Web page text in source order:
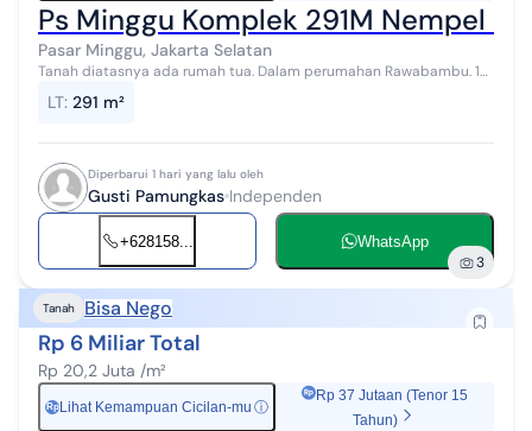
Ps Minggu Komplek 291M Nempel
Pasar Minggu, Jakarta Selatan
Tanah diatasnya ada rumah tua. Dalam perumahan Rawabambu. 1
(11x26,5) 1 menit K...
LT: 291 m²
Diperbarui 1 hari yang lalu oleh
Gusti Pamungkas Independen
+628158... WhatsApp
3
Tanah Bisa Nego
Rp 6 Miliar Total
Rp 20,2 Juta /m²
Rp Lihat Kemampuan Cicilan-mu ⓘ
Rp 37 Jutaan (Tenor 15
Tahun)